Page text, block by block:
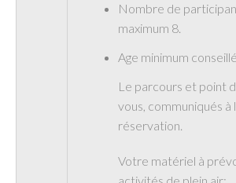
Nombre de
maximum 8.
Age minimum
Le parcours et point
vous, communiqués à
réservation.
Votre matériel à